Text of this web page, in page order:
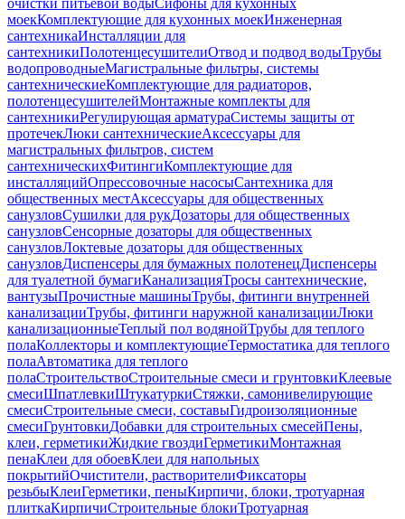
очистки питьевой водыСифоны для кухонных
моекКомплектующие для кухонных моекИнженерная
сантехникаИнсталляции для
сантехникиПолотенцесушителиОтвод и подвод водыТрубы
водопроводныеМагистральные фильтры, системы
сантехническиеКомплектующие для радиаторов,
полотенцесушителейМонтажные комплекты для
сантехникиРегулирующая арматураСистемы защиты от
протечекЛюки сантехническиеАксессуары для
магистральных фильтров, систем
сантехническихФитингиКомплектующие для
инсталляцийОпрессовочные насосыСантехника для
общественных местАксессуары для общественных
санузловСушилки для рукДозаторы для общественных
санузловСенсорные дозаторы для общественных
санузловЛоктевые дозаторы для общественных
санузловДиспенсеры для бумажных полотенецДиспенсеры
для туалетной бумагиКанализацияТросы сантехнические,
вантузыПрочистные машиныТрубы, фитинги внутренней
канализацииТрубы, фитинги наружной канализацииЛюки
канализационныеТеплый пол водянойТрубы для теплого
полаКоллекторы и комплектующиеТермостатика для теплого
полаАвтоматика для теплого
полаСтроительствоСтроительные смеси и грунтовкиКлеевые
смесиШпатлевкиШтукатуркиСтяжки, самонивелирующие
смесиСтроительные смеси, составыГидроизоляционные
смесиГрунтовкиДобавки для строительных смесейПены,
клеи, герметикиЖидкие гвоздиГерметикиМонтажная
пенаКлеи для обоевКлеи для напольных
покрытийОчистители, растворителиФиксаторы
резьбыКлеиГерметики, пеныКирпичи, блоки, тротуарная
плиткаКирпичиСтроительные блокиТротуарная